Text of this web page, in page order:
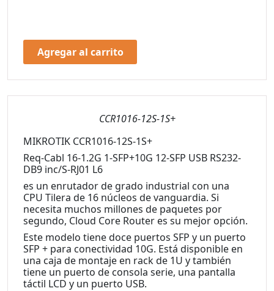
Agregar al carrito
CCR1016-12S-1S+
MIKROTIK CCR1016-12S-1S+
Req-Cabl 16-1.2G 1-SFP+10G 12-SFP USB RS232-
DB9 inc/S-RJ01 L6
es un enrutador de grado industrial con una
CPU Tilera de 16 núcleos de vanguardia. Si
necesita muchos millones de paquetes por
segundo, Cloud Core Router es su mejor opción.
Este modelo tiene doce puertos SFP y un puerto
SFP + para conectividad 10G. Está disponible en
una caja de montaje en rack de 1U y también
tiene un puerto de consola serie, una pantalla
táctil LCD y un puerto USB.